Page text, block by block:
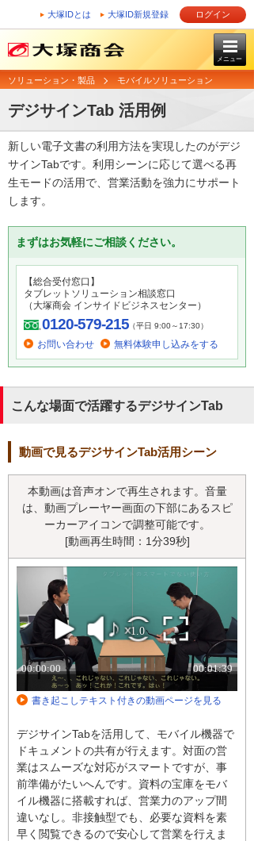
大塚IDとは 大塚ID新規登録 ログイン
メニュー
ソリューション・製品 モバイルソリューション
デジサインTab 活用例
新しい電子文書の利用方法を実現したのがデジ
サインTabです。利用シーンに応じて選べる再
生モードの活用で、営業活動を強力にサポート
します。
まずはお気軽にご相談ください。
【総合受付窓口】
タブレットソリューション相談窓口
（大塚商会 インサイドビジネスセンター）
0120-579-215（平日 9:00～17:30）
お問い合わせ 無料体験申し込みをする
こんな場面で活躍するデジサインTab
動画で見るデジサインTab活用シーン
本動画は音声オンで再生されます。音量
は、動画プレーヤー画面の下部にあるスピ
ーカーアイコンで調整可能です。
[動画再生時間：1分39秒]
書き起こしテキスト付きの動画ページを見る
デジサインTabを活用して、モバイル機器で
ドキュメントの共有が行えます。対面の営
業はスムーズな対応がスマートですが、事
前準備がたいへんです。資料の宝庫をモバ
イル機器に搭載すれば、営業力のアップ間
違いなし。非接触型でも、必要な資料を素
早く閲覧できるので安心して営業を行えま